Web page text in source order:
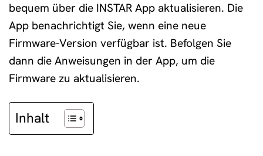
bequem über die INSTAR App aktualisieren. Die
App benachrichtigt Sie, wenn eine neue
Firmware-Version verfügbar ist. Befolgen Sie
dann die Anweisungen in der App, um die
Firmware zu aktualisieren.
Inhalt